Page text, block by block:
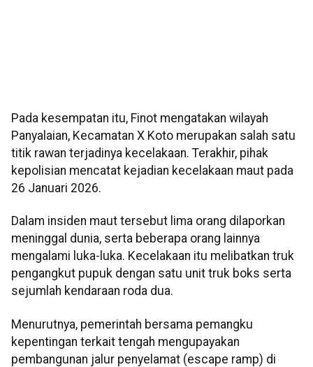
Pada kesempatan itu, Finot mengatakan wilayah
Panyalaian, Kecamatan X Koto merupakan salah satu
titik rawan terjadinya kecelakaan. Terakhir, pihak
kepolisian mencatat kejadian kecelakaan maut pada
26 Januari 2026.
Dalam insiden maut tersebut lima orang dilaporkan
meninggal dunia, serta beberapa orang lainnya
mengalami luka-luka. Kecelakaan itu melibatkan truk
pengangkut pupuk dengan satu unit truk boks serta
sejumlah kendaraan roda dua.
Menurutnya, pemerintah bersama pemangku
kepentingan terkait tengah mengupayakan
pembangunan jalur penyelamat (escape ramp) di